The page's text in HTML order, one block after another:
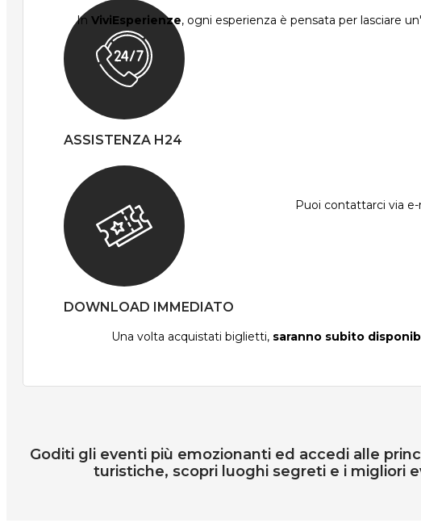
In ViviEsperienze, ogni esperienza è pensata per lasciare
ASSISTENZA H24
Puoi contattarci via
DOWNLOAD IMMEDIATO
Una volta acquistati biglietti, saranno subito
Goditi gli eventi più emozionanti ed accedi alle
turistiche, scopri luoghi segreti e i migliori